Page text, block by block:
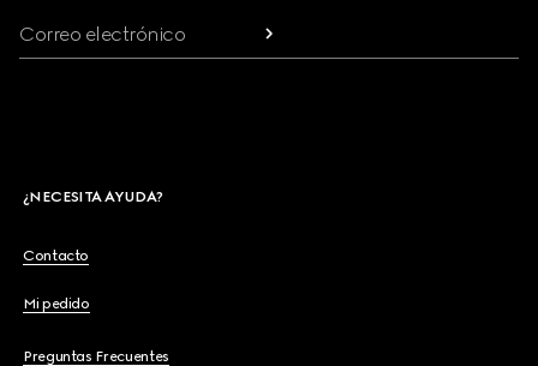
Correo electrónico
¿NECESITA AYUDA?
Contacto
Mi pedido
Preguntas Frecuentes